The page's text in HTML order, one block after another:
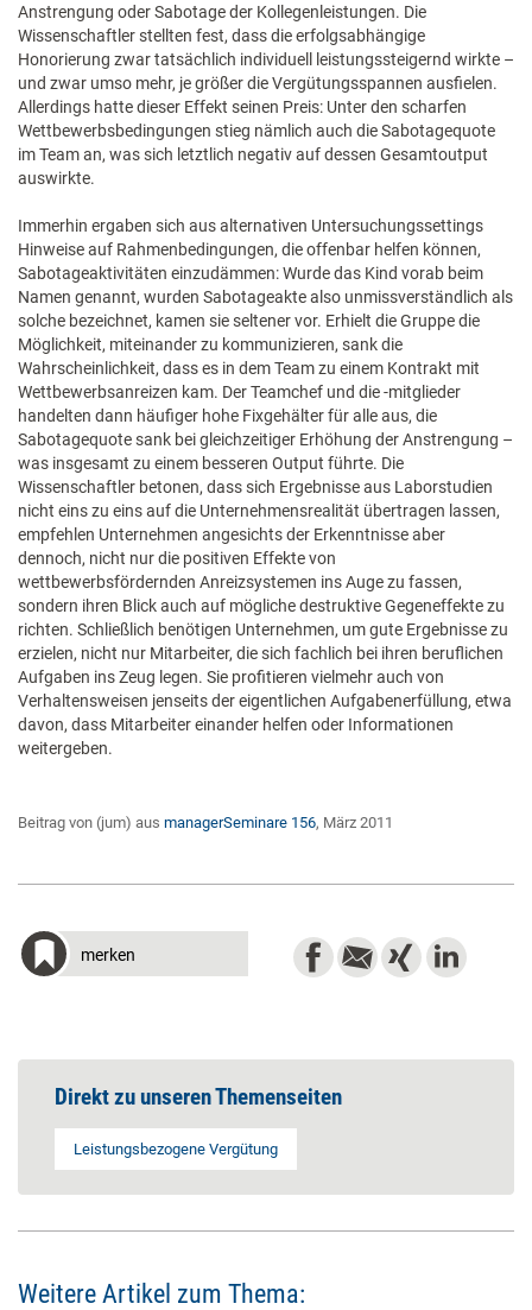
Anstrengung oder Sabotage der Kollegenleistungen. Die
Wissenschaftler stellten fest, dass die erfolgsabhängige
Honorierung zwar tatsächlich individuell leistungssteigernd wirkte –
und zwar umso mehr, je größer die Vergütungsspannen ausfielen.
Allerdings hatte dieser Effekt seinen Preis: Unter den scharfen
Wettbewerbsbedingungen stieg nämlich auch die Sabotagequote
im Team an, was sich letztlich negativ auf dessen Gesamtoutput
auswirkte.
Immerhin ergaben sich aus alternativen Untersuchungssettings
Hinweise auf Rahmenbedingungen, die offenbar helfen können,
Sabotageaktivitäten einzudämmen: Wurde das Kind vorab beim
Namen genannt, wurden Sabotageakte also unmissverständlich als
solche bezeichnet, kamen sie seltener vor. Erhielt die Gruppe die
Möglichkeit, miteinander zu kommunizieren, sank die
Wahrscheinlichkeit, dass es in dem Team zu einem Kontrakt mit
Wettbewerbsanreizen kam. Der Teamchef und die -mitglieder
handelten dann häufiger hohe Fixgehälter für alle aus, die
Sabotagequote sank bei gleichzeitiger Erhöhung der Anstrengung –
was insgesamt zu einem besseren Output führte. Die
Wissenschaftler betonen, dass sich Ergebnisse aus Laborstudien
nicht eins zu eins auf die Unternehmensrealität übertragen lassen,
empfehlen Unternehmen angesichts der Erkenntnisse aber
dennoch, nicht nur die positiven Effekte von
wettbewerbsfördernden Anreizsystemen ins Auge zu fassen,
sondern ihren Blick auch auf mögliche destruktive Gegeneffekte zu
richten. Schließlich benötigen Unternehmen, um gute Ergebnisse zu
erzielen, nicht nur Mitarbeiter, die sich fachlich bei ihren beruflichen
Aufgaben ins Zeug legen. Sie profitieren vielmehr auch von
Verhaltensweisen jenseits der eigentlichen Aufgabenerfüllung, etwa
davon, dass Mitarbeiter einander helfen oder Informationen
weitergeben.
Beitrag von (jum) aus managerSeminare 156, März 2011
merken
Direkt zu unseren Themenseiten
Leistungsbezogene Vergütung
Weitere Artikel zum Thema: